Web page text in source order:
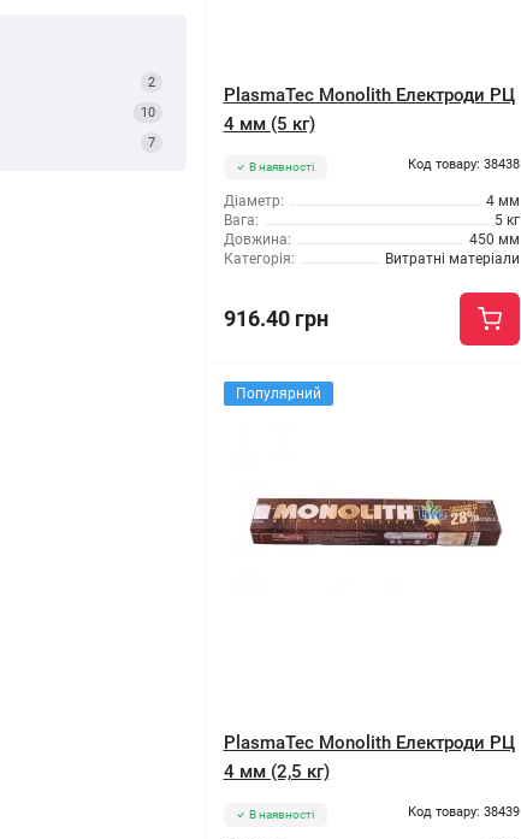
2
10
7
PlasmaTec Monolith Електроди РЦ
4 мм (5 кг)
В наявності Код товару: 38438
Діаметр:
4 мм
Вага:
5 кг
Довжина:
450 мм
Категорія:
Витратні матеріали
916.40 грн
Популярний
PlasmaTec Monolith Електроди РЦ
4 мм (2,5 кг)
В наявності Код товару: 38439